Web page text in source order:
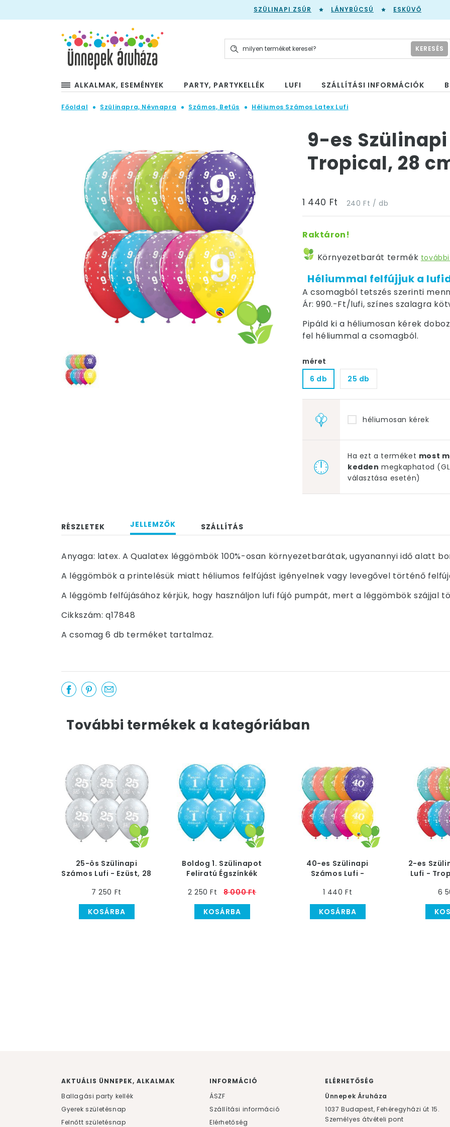
SZÜLINAPI ZSÚR LÁNYBÚCSÚ ESKÜVŐ
KERESÉS
ALKALMAK, ESEMÉNYEK PARTY, PARTYKELLÉK LUFI SZÁLLÍTÁSI INFORMÁCIÓK
Főoldal Szülinapra, Névnapra Számos, Betűs Héliumos Számos Latex Lufi
9-es
Tropical, 28
1 440 Ft 240 Ft / db
Raktáron!
Környezetbarát termék
Héliummal felfújjuk a
A csomagból tetszés szerinti
Ár: 990.-Ft/lufi, színes szalagra
Pipáld ki a héliumosan kérek
fel héliummal a csomagból.
méret
6 db
25 db
héliumosan kérek
Ha ezt a terméket most
kedden megkaphatod
választása esetén)
RÉSZLETEK JELLEMZŐK SZÁLLÍTÁS
Anyaga: latex. A Qualatex léggömbök 100%-osan környezetbarátak, ugyanannyi idő alatt
A léggömbök a printelésük miatt héliumos felfújást igényelnek vagy levegővel történő
A léggömb felfújásához kérjük, hogy használjon lufi fújó pumpát, mert a léggömbök szájjal
Cikkszám: q17848
A csomag 6 db terméket tartalmaz.
További termékek a kategóriában
25-ös Szülinapi
Számos Lufi - Ezüst, 28
7 250 Ft
KOSÁRBA
Boldog 1. Szülinapot
Feliratú Égszínkék
2 250 Ft
8 000 Ft
KOSÁRBA
40-es Szülinapi
Számos Lufi -
1 440 Ft
KOSÁRBA
2-es
Lufi -
6
AKTUÁLIS ÜNNEPEK, ALKALMAK
Ballagási party kellék
Gyerek születésnap
Felnőtt születésnap
INFORMÁCIÓ
ÁSZF
Szállítási információ
Elérhetőség
ELÉRHETŐSÉG
Ünnepek Áruháza
1037 Budapest, Fehéregyházi út 15.
Személyes átvételi pont